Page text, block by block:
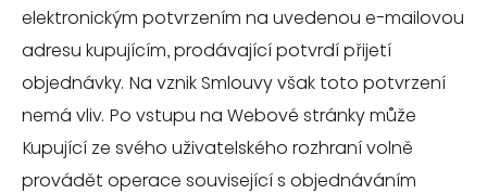
elektronickým potvrzením na uvedenou e-mailovou
adresu kupujícím, prodávající potvrdí přijetí
objednávky. Na vznik Smlouvy však toto potvrzení
nemá vliv. Po vstupu na Webové stránky může
Kupující ze svého uživatelského rozhraní volně
provádět operace související s objednáváním